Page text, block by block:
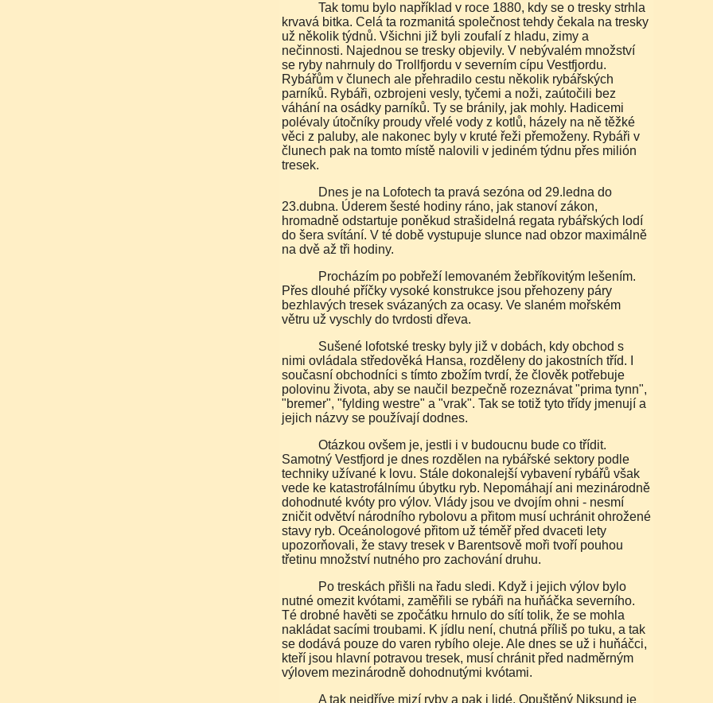
Tak tomu bylo například v roce 1880, kdy se o tresky strhla
krvavá bitka. Celá ta rozmanitá společnost tehdy čekala na tresky
už několik týdnů. Všichni již byli zoufalí z hladu, zimy a
nečinnosti. Najednou se tresky objevily. V nebývalém množství
se ryby nahrnuly do Trollfjordu v severním cípu Vestfjordu.
Rybářům v člunech ale přehradilo cestu několik rybářských
parníků. Rybáři, ozbrojeni vesly, tyčemi a noži, zaútočili bez
váhání na osádky parníků. Ty se bránily, jak mohly. Hadicemi
polévaly útočníky proudy vřelé vody z kotlů, házely na ně těžké
věci z paluby, ale nakonec byly v kruté řeži přemoženy. Rybáři v
člunech pak na tomto místě nalovili v jediném týdnu přes milión
tresek.
Dnes je na Lofotech ta pravá sezóna od 29.ledna do
23.dubna. Úderem šesté hodiny ráno, jak stanoví zákon,
hromadně odstartuje poněkud strašidelná regata rybářských lodí
do šera svítání. V té době vystupuje slunce nad obzor maximálně
na dvě až tři hodiny.
Procházím po pobřeží lemovaném žebříkovitým lešením.
Přes dlouhé příčky vysoké konstrukce jsou přehozeny páry
bezhlavých tresek svázaných za ocasy. Ve slaném mořském
větru už vyschly do tvrdosti dřeva.
Sušené lofotské tresky byly již v dobách, kdy obchod s
nimi ovládala středověká Hansa, rozděleny do jakostních tříd. I
současní obchodníci s tímto zbožím tvrdí, že člověk potřebuje
polovinu života, aby se naučil bezpečně rozeznávat "prima tynn",
"bremer", "fylding westre" a "vrak". Tak se totiž tyto třídy jmenují a
jejich názvy se používají dodnes.
Otázkou ovšem je, jestli i v budoucnu bude co třídit.
Samotný Vestfjord je dnes rozdělen na rybářské sektory podle
techniky užívané k lovu. Stále dokonalejší vybavení rybářů však
vede ke katastrofálnímu úbytku ryb. Nepomáhají ani mezinárodně
dohodnuté kvóty pro výlov. Vlády jsou ve dvojím ohni - nesmí
zničit odvětví národního rybolovu a přitom musí uchránit ohrožené
stavy ryb. Oceánologové přitom už téměř před dvaceti lety
upozorňovali, že stavy tresek v Barentsově moři tvoří pouhou
třetinu množství nutného pro zachování druhu.
Po treskách přišli na řadu sledi. Když i jejich výlov bylo
nutné omezit kvótami, zaměřili se rybáři na huňáčka severního.
Té drobné havěti se zpočátku hrnulo do sítí tolik, že se mohla
nakládat sacími troubami. K jídlu není, chutná příliš po tuku, a tak
se dodává pouze do varen rybího oleje. Ale dnes se už i huňáčci,
kteří jsou hlavní potravou tresek, musí chránit před nadměrným
výlovem mezinárodně dohodnutými kvótami.
A tak nejdříve mizí ryby a pak i lidé. Opuštěný Niksund je